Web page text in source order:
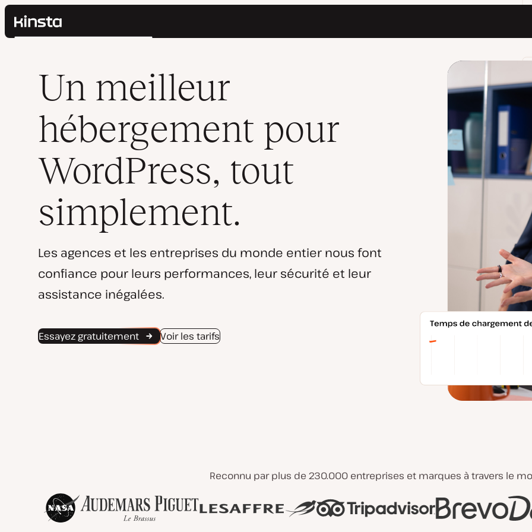
Kinsta®
Prix
Ressources
Rechercher
Un meilleur
hébergement pour
WordPress, tout
simplement.
Les agences et les entreprises du monde entier nous font
confiance pour leurs performances, leur sécurité et leur
assistance inégalées.
Essayez gratuitement Voir les tarifs
Reconnu par plus de 230.000 entreprises et marques à travers le